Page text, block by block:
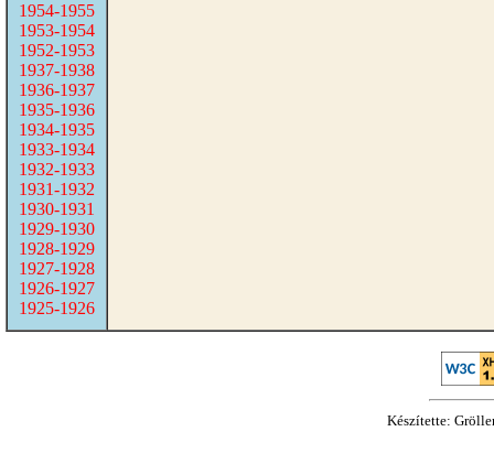
1954-1955
1953-1954
1952-1953
1937-1938
1936-1937
1935-1936
1934-1935
1933-1934
1932-1933
1931-1932
1930-1931
1929-1930
1928-1929
1927-1928
1926-1927
1925-1926
Készítette: